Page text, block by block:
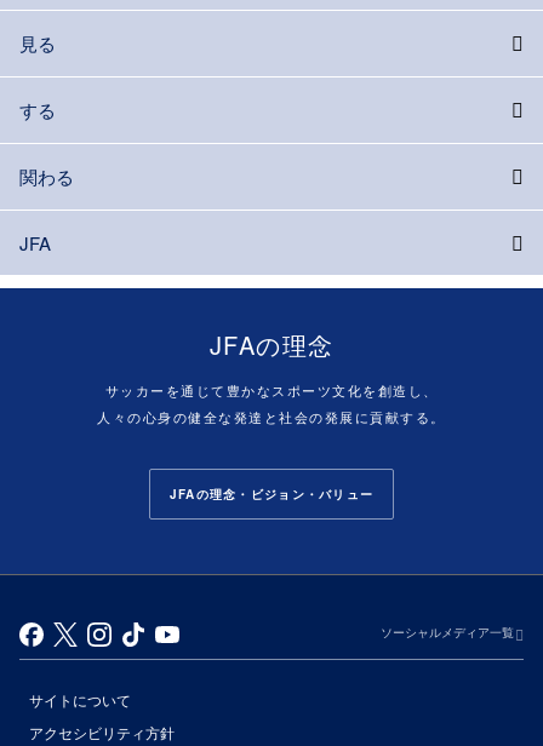
見る
する
関わる
JFA
JFAの理念
サッカーを通じて豊かなスポーツ文化を創造し、
人々の心身の健全な発達と社会の発展に貢献する。
JFAの理念・ビジョン・バリュー
ソーシャルメディア一覧
サイトについて
アクセシビリティ方針